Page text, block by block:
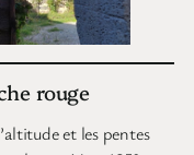
rouge
et les pentes